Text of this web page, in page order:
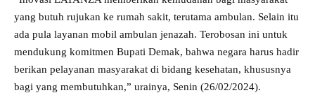
yang butuh rujukan ke rumah sakit, terutama ambulan. Selain itu
ada pula layanan mobil ambulan jenazah. Terobosan ini untuk
mendukung komitmen Bupati Demak, bahwa negara harus hadir
berikan pelayanan masyarakat di bidang kesehatan, khususnya
bagi yang membutuhkan,” urainya, Senin (26/02/2024).